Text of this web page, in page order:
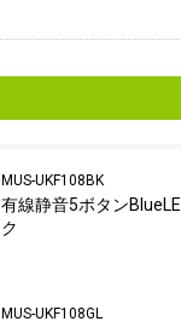
MUS-UKF108BK
有線静音5ボタン
ク
MUS-UKF108GL